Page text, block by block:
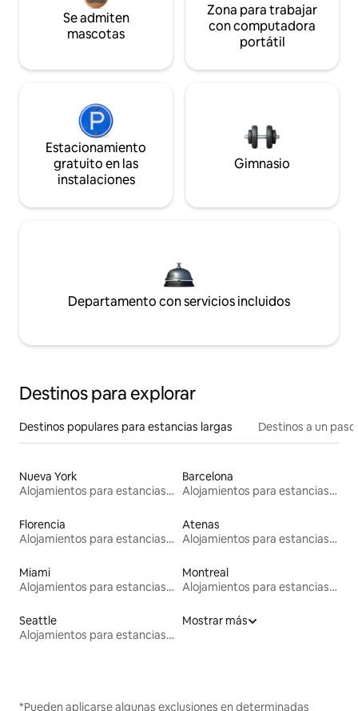
Se admiten
mascotas
Zona para trabajar
con computadora
portátil
Estacionamiento
gratuito en las
instalaciones
Gimnasio
Departamento con servicios incluidos
Destinos para explorar
Destinos populares para estancias largas Destinos a un
Nueva York
Alojamientos para estancias largas
Barcelona
Alojamientos para estancias largas
Florencia
Alojamientos para estancias largas
Atenas
Alojamientos para estancias largas
Miami
Alojamientos para estancias largas
Montreal
Alojamientos para estancias largas
Seattle
Alojamientos para estancias largas
Mostrar más
*Pueden aplicarse algunas exclusiones en determinadas